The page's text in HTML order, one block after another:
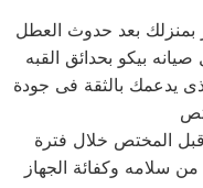
بمنزلك بعد حدوث العطل
بيكو بحدائق القبه
يدعمك بالثقة فى جودة
المختص خلال فترة